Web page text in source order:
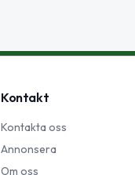
Kontakt
Kontakta oss
Annonsera
Om oss